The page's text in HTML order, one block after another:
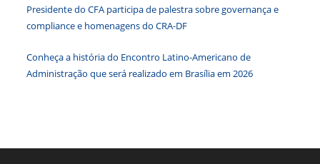
Presidente do CFA participa de palestra sobre governança e
compliance e homenagens do CRA-DF
Conheça a história do Encontro Latino-Americano de
Administração que será realizado em Brasília em 2026